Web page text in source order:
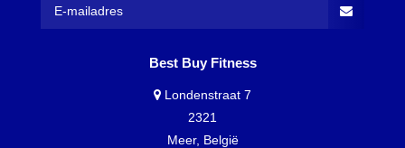
Best Buy Fitness
Londenstraat 7
2321
Meer, België